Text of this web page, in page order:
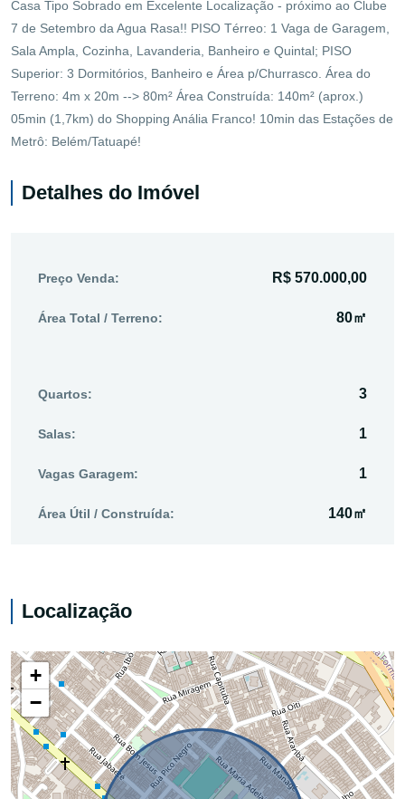
Casa Tipo Sobrado em Excelente Localização - próximo ao Clube
7 de Setembro da Agua Rasa!! PISO Térreo: 1 Vaga de Garagem,
Sala Ampla, Cozinha, Lavanderia, Banheiro e Quintal; PISO
Superior: 3 Dormitórios, Banheiro e Área p/Churrasco. Área do
Terreno: 4m x 20m --> 80m² Área Construída: 140m² (aprox.)
05min (1,7km) do Shopping Anália Franco! 10min das Estações de
Metrô: Belém/Tatuapé!
Detalhes do Imóvel
Preço Venda: R$ 570.000,00
Área Total / Terreno: 80㎡
Quartos: 3
Salas: 1
Vagas Garagem: 1
Área Útil / Construída: 140㎡
Localização
+
−